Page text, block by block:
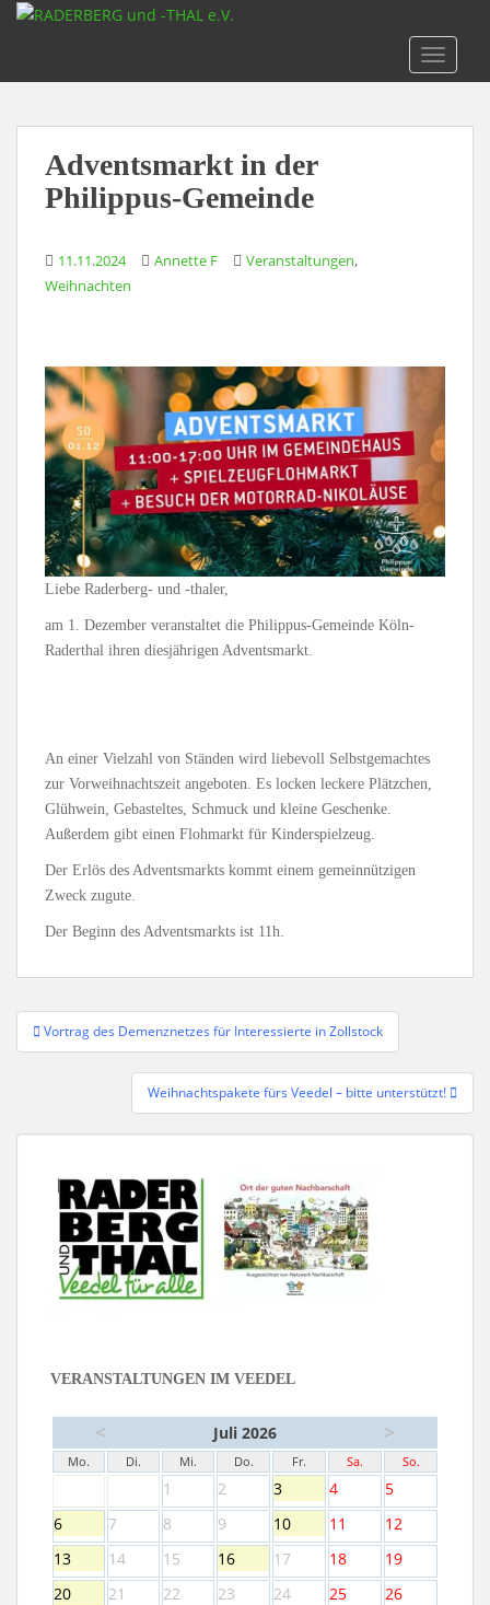
p
Adventsmarkt in der
Philippus-Gemeinde
11.11.2024 Annette F Veranstaltungen,
Weihnachten
Liebe Raderberg- und -thaler,
am 1. Dezember veranstaltet die Philippus-Gemeinde Köln-
Raderthal ihren diesjährigen Adventsmarkt.
An einer Vielzahl von Ständen wird liebevoll Selbstgemachtes
zur Vorweihnachtszeit angeboten. Es locken leckere Plätzchen,
Glühwein, Gebasteltes, Schmuck und kleine Geschenke.
Außerdem gibt einen Flohmarkt für Kinderspielzeug.
Der Erlös des Adventsmarkts kommt einem gemeinnützigen
Zweck zugute.
Der Beginn des Adventsmarkts ist 11h.
Beitragsnavigation
Vortrag des Demenznetzes für Interessierte in Zollstock
Weihnachtspakete fürs Veedel – bitte unterstützt!
VERANSTALTUNGEN IM VEEDEL
< Juli 2026 >
Mo. Di. Mi. Do. Fr. Sa. So.
1 2 3 4
5
6
7 8 9 10 11
12
13
14 15 16 17 18
19
20
21 22 23 24 25
26